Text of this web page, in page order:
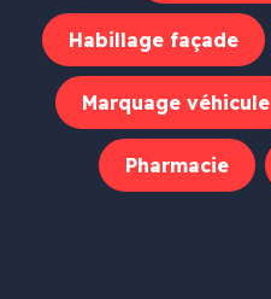
Habillage façade
Marquage véhicule
Pharmacie